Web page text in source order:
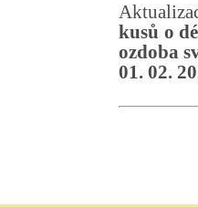
kusů o
ozdoba
01. 02.